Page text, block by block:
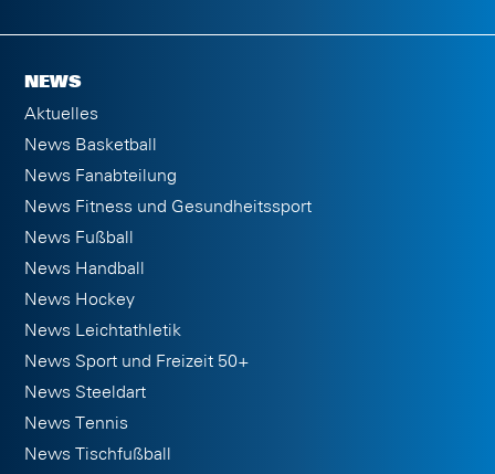
NEWS
Aktuelles
News Basketball
News Fanabteilung
News Fitness und Gesundheitssport
News Fußball
News Handball
News Hockey
News Leichtathletik
News Sport und Freizeit 50+
News Steeldart
News Tennis
News Tischfußball